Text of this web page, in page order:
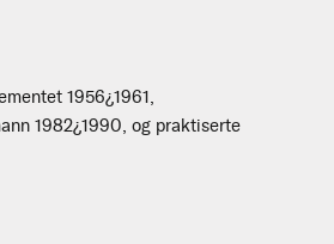
1956¿1961,
1982¿1990, og praktiserte